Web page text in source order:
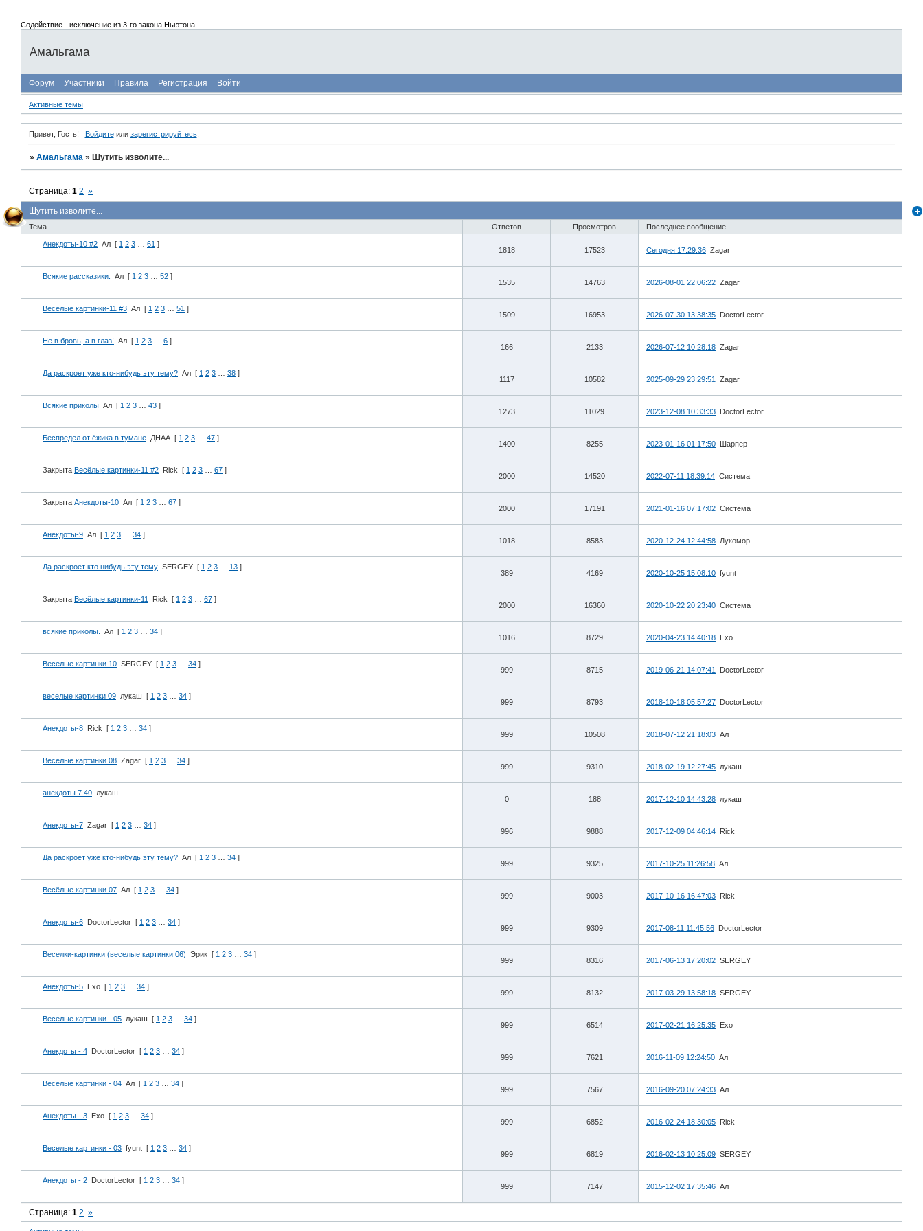
Содействие - исключение из 3-го закона Ньютона.
Амальгама
Форум Участники Правила Регистрация Войти
Активные темы
Привет, Гость! Войдитеили зарегистрируйтесь.
»Амальгама » Шутить изволите...
Шутить изволите...
Страница:1 2 »
Тема Ответов Просмотров Последнее сообщение
Анекдоты-10 #2 Ал [ 1 2 3 61 ]
1818 17523 Сегодня 17:29:36 Zagar
Всякие рассказики. Ал [ 1 2 3 52 ]
1535 14763 2026-08-01 22:06:22 Zagar
Весёлые картинки-11 #3 Ал [ 1 2 3 51 ]
1509 16953 2026-07-30 13:38:35 DoctorLector
Не в бровь, а в глаз! Ал [ 1 2 3 6 ]
166 2133 2026-07-12 10:28:18 Zagar
Да раскроет уже кто-нибудь эту тему? Ал [ 1 2 3 38 ]
1117 10582 2025-09-29 23:29:51 Zagar
Всякие приколы Ал [ 1 2 3 43 ]
1273 11029 2023-12-08 10:33:33 DoctorLector
Беспредел от ёжика в тумане ДНАА [ 1 2 3 47 ]
1400 8255 2023-01-16 01:17:50 Шарпер
Закрыта Весёлые картинки-11 #2 Rick [ 1 2 3 67 ]
2000 14520 2022-07-11 18:39:14 Система
Закрыта Анекдоты-10 Ал [ 1 2 3 67 ]
2000 17191 2021-01-16 07:17:02 Система
Анекдоты-9 Ал [ 1 2 3 34 ]
1018 8583 2020-12-24 12:44:58 Лукомор
Да раскроет кто нибудь эту тему SERGEY [ 1 2 3 13 ]
389 4169 2020-10-25 15:08:10 fyunt
Закрыта Весёлые картинки-11 Rick [ 1 2 3 67 ]
2000 16360 2020-10-22 20:23:40 Система
всякие приколы. Ал [ 1 2 3 34 ]
1016 8729 2020-04-23 14:40:18 Exo
Веселые картинки 10 SERGEY [ 1 2 3 34 ]
999 8715 2019-06-21 14:07:41 DoctorLector
веселые картинки 09 лукаш [ 1 2 3 34 ]
999 8793 2018-10-18 05:57:27 DoctorLector
Анекдоты-8 Rick [ 1 2 3 34 ]
999 10508 2018-07-12 21:18:03 Ал
Веселые картинки 08 Zagar [ 1 2 3 34 ]
999 9310 2018-02-19 12:27:45 лукаш
анекдоты 7.40 лукаш
0 188 2017-12-10 14:43:28 лукаш
Анекдоты-7 Zagar [ 1 2 3 34 ]
996 9888 2017-12-09 04:46:14 Rick
Да раскроет уже кто-нибудь эту тему? Ал [ 1 2 3 34 ]
999 9325 2017-10-25 11:26:58 Ал
Весёлые картинки 07 Ал [ 1 2 3 34 ]
999 9003 2017-10-16 16:47:03 Rick
Анекдоты-6 DoctorLector [ 1 2 3 34 ]
999 9309 2017-08-11 11:45:56 DoctorLector
Веселки-картинки (веселые картинки 06) Эрик [ 1 2 3 34 ]
999 8316 2017-06-13 17:20:02 SERGEY
Анекдоты-5 Exo [ 1 2 3 34 ]
999 8132 2017-03-29 13:58:18 SERGEY
Веселые картинки - 05 лукаш [ 1 2 3 34 ]
999 6514 2017-02-21 16:25:35 Exo
Анекдоты - 4 DoctorLector [ 1 2 3 34 ]
999 7621 2016-11-09 12:24:50 Ал
Веселые картинки - 04 Ал [ 1 2 3 34 ]
999 7567 2016-09-20 07:24:33 Ал
Анекдоты - 3 Exo [ 1 2 3 34 ]
999 6852 2016-02-24 18:30:05 Rick
Веселые картинки - 03 fyunt [ 1 2 3 34 ]
999 6819 2016-02-13 10:25:09 SERGEY
Анекдоты - 2 DoctorLector [ 1 2 3 34 ]
999 7147 2015-12-02 17:35:46 Ал
Страница:1 2 »